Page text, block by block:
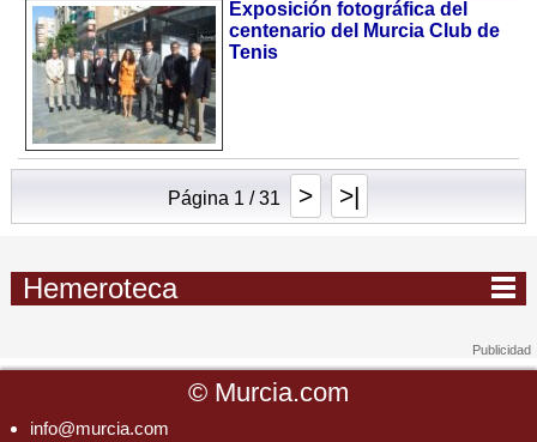
Exposición fotográfica del
centenario del Murcia Club de
Tenis
Página 1 / 31 > >|
Hemeroteca
© Murcia.com
info@murcia.com